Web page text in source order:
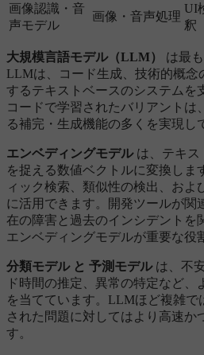
画像認識・音
声モデル
画像・音声処理
UI
釈
大規模言語モデル（LLM）
は最
LLMは、コード生成、技術的概念
するテキストベースのシステムを
コードで学習されたバリアントは
る補完・生成機能の多くを実現し
エンベディングモデルは、テキス
を捉える数値ベクトルに変換しま
ィック検索、類似性の検出、およ
に活用できます。開発ツールが関
在の障害と過去のインシデントを
エンベディングモデルが重要な役
分類モデル と 予測モデルは、不
ド時間の推定、異常の特定など
を当てています。LLMほど複雑で
された問題に対してはより高速か
す。